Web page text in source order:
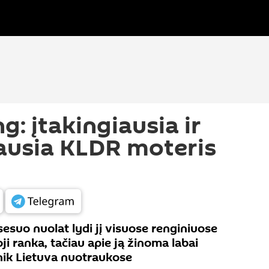
įtakingiausia ir
KLDR moteris
nuolat lydi jį visuose renginiuose
ranka, tačiau apie ją žinoma labai
Lietuva nuotraukose